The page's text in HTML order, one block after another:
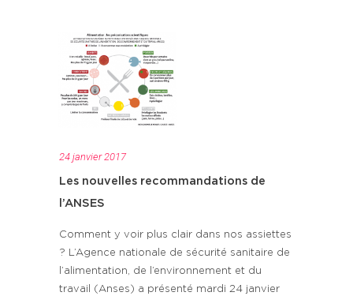
24 janvier 2017
Les nouvelles recommandations de
l’ANSES
Comment y voir plus clair dans nos assiettes
? L’Agence nationale de sécurité sanitaire de
l’alimentation, de l’environnement et du
travail (Anses) a présenté mardi 24 janvier